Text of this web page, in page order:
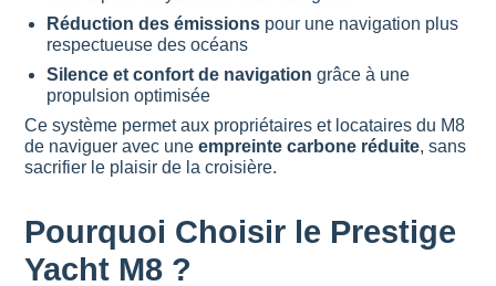
Réduction des émissions pour une navigation plus
respectueuse des océans
Silence et confort de navigation grâce à une
propulsion optimisée
Ce système permet aux propriétaires et locataires du M8
de naviguer avec uneempreinte carbone réduite, sans
sacrifier le plaisir de la croisière.
Pourquoi Choisir le Prestige
Yacht M8 ?